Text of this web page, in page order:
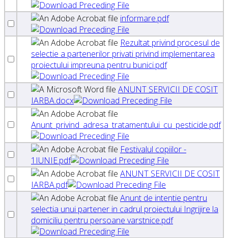
informare.pdf
Rezultat privind procesul de
selectie a partenerilor privati privind implementarea
proiectului impreuna pentru bunici.pdf
ANUNT SERVICII DE COSIT
IARBA.docx
Anunt_privind_adresa_tratamentului_cu_pesticide.pdf
Festivalul copiilor -
1IUNIE.pdf
ANUNT SERVICII DE COSIT
IARBA.pdf
Anunt de intentie pentru
selectia unui partener in cadrul proiectului Ingrijire la
domiciliu pentru persoane varstnice.pdf